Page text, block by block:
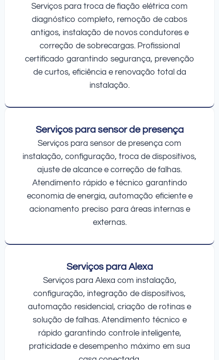
Serviços para troca de fiação elétrica com
diagnóstico completo, remoção de cabos
antigos, instalação de novos condutores e
correção de sobrecargas. Profissional
certificado garantindo segurança, prevenção
de curtos, eficiência e renovação total da
instalação.
Serviços para sensor de presença
Serviços para sensor de presença com
instalação, configuração, troca de dispositivos,
ajuste de alcance e correção de falhas.
Atendimento rápido e técnico garantindo
economia de energia, automação eficiente e
acionamento preciso para áreas internas e
externas.
Serviços para Alexa
Serviços para Alexa com instalação,
configuração, integração de dispositivos,
automação residencial, criação de rotinas e
solução de falhas. Atendimento técnico e
rápido garantindo controle inteligente,
praticidade e desempenho máximo em sua